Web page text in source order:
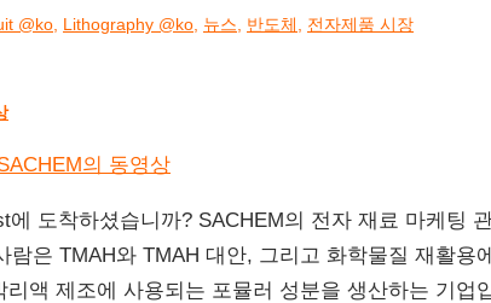
@ko Lithography @ko 뉴스 반도체 전자제품 시장
도착하셨습니까? SACHEM의 전자 재료 마케팅
은 TMAH와 TMAH 대안, 그리고 화학물질 재활용
액 제조에 사용되는 포뮬러 성분을 생산하는 기업